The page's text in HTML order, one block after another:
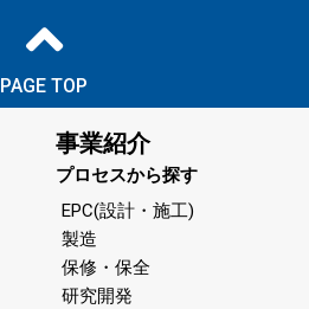
PAGE TOP
事業紹介
プロセスから探す
EPC(設計・施工)
製造
保修・保全
研究開発